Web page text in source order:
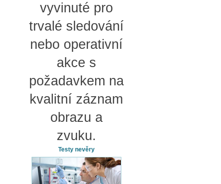
vyvinuté pro
trvalé sledování
nebo operativní
akce s
požadavkem na
kvalitní záznam
obrazu a
zvuku.
Testy nevěry